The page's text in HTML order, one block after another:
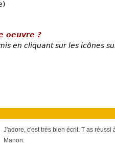
oeuvre ?
en cliquant sur les icônes
J'adore, c'est très bien écrit. T as
Manon.